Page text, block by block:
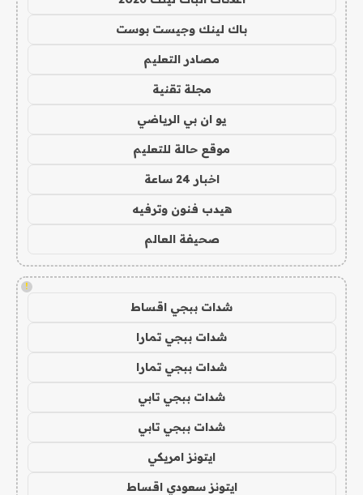
باك لينك وجيست بوست
مصادر التعليم
مجلة تقنية
يو ان بي الرياضي
موقع حالة للتعليم
اخبار 24 ساعة
هيدب فنون وترفيه
صحيفة العالم
!
شدات ببجي اقساط
شدات ببجي تمارا
شدات ببجي تمارا
شدات ببجي تابي
شدات ببجي تابي
ايتونز امريكي
ايتونز سعودي اقساط